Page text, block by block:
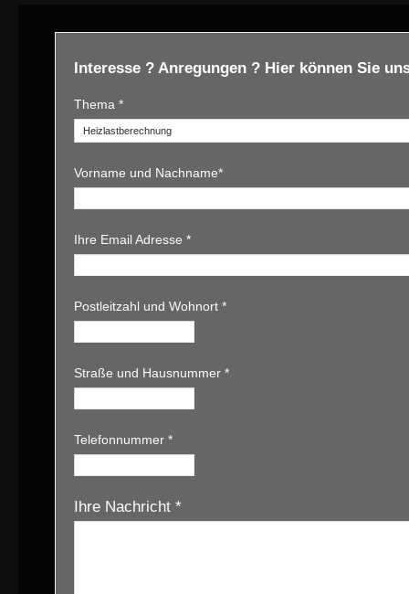
Interesse ? Anregungen ? Hier können Sie
Thema *
Vorname und Nachname*
Ihre Email Adresse *
Postleitzahl und Wohnort *
Straße und Hausnummer *
Telefonnummer *
Ihre Nachricht *